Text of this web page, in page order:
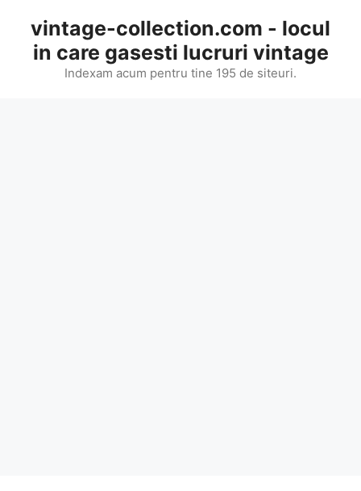
content
vintage-collection.com - locul
in care gasesti lucruri vintage
Indexam acum pentru tine 195 de siteuri.